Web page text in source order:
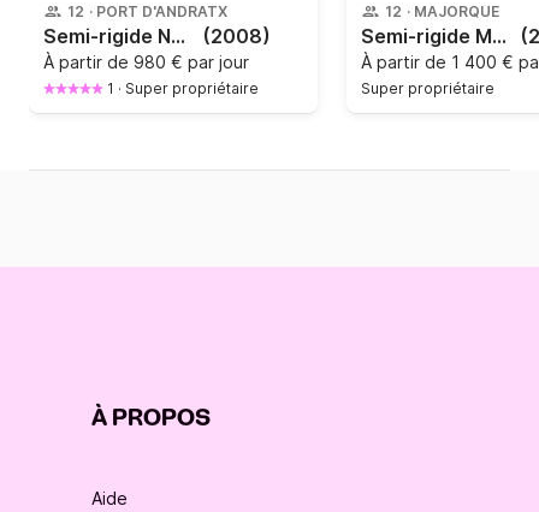
12 · PORT D'ANDRATX
Semi-rigide NUOVA JOLLY King 820 450cv (2008)
À partir de 980 € par jour
1 · Super propriétaire
12 · MAJORQUE
Semi-rigide Marlin 38 Open 700cv
À partir de 1 400 €
Super propriétaire
À PROPOS
Aide